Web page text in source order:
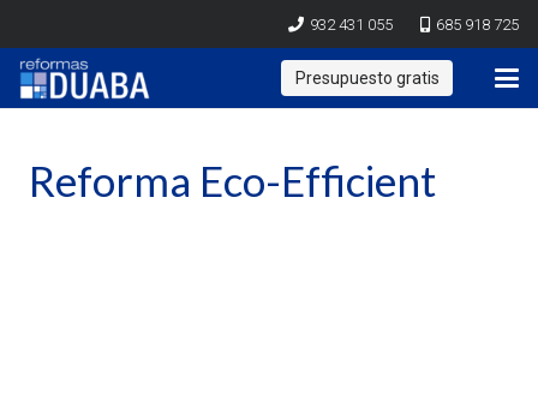
932 431 055 685 918 725
Presupuesto gratis
Reforma Eco-Efficient